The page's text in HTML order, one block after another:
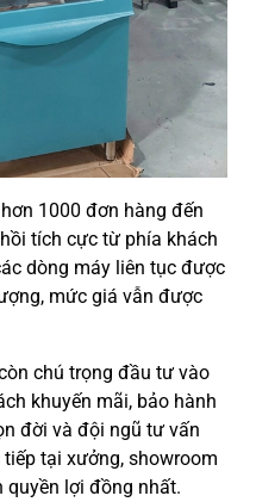
1000 đơn hàng đến
tích cực từ phía khách
dòng máy liên tục được
mức giá vẫn được
chú trọng đầu tư vào
khuyến mãi, bảo hành
đời và đội ngũ tư vấn
tại xưởng, showroom
quyền lợi đồng nhất.